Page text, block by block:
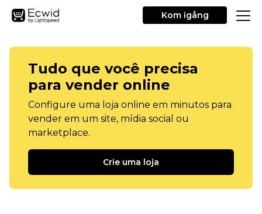
Kom igång
Tudo que você precisa
para vender online
Configure uma loja online em minutos para
vender em um site, mídia social ou
marketplace.
Crie uma loja